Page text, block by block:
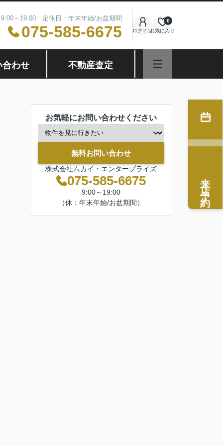
～19:00 定休日：年末年始/お盆期間
075-585-6675 ログインお気に入り
0
合わせ 不動産査定
お気軽にお問い合わせください
無料お問い合わせ
株式会社ムカイ・エンタープライズ
075-585-6675
9:00～19:00
（休：年末年始/お盆期間）
来店予約